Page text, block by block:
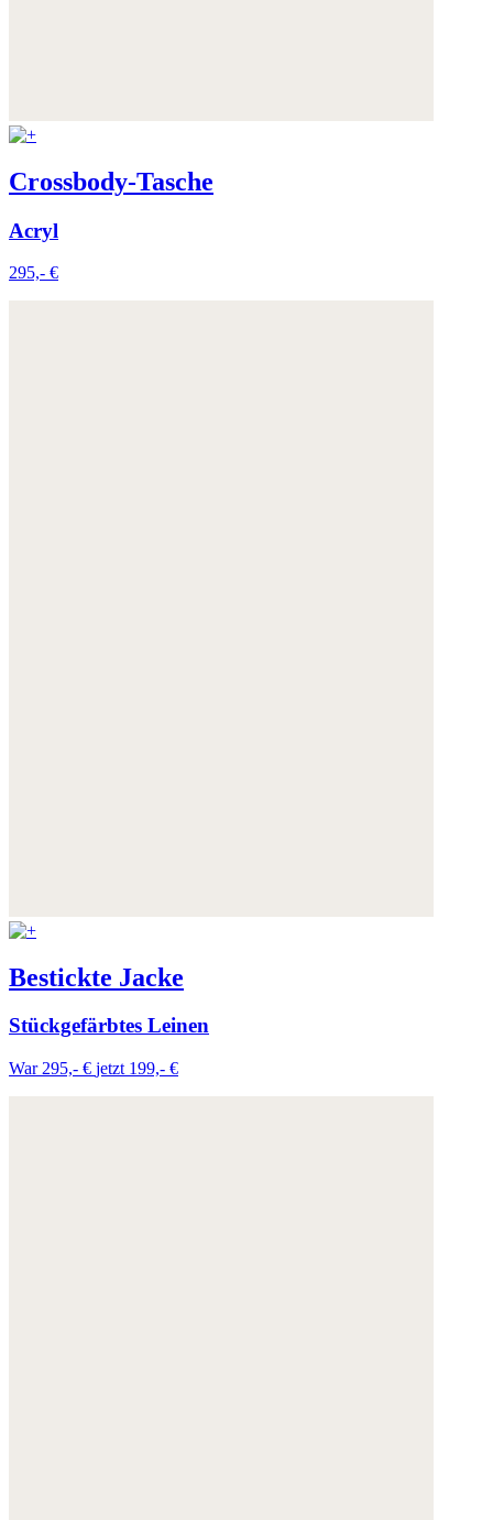
Crossbody-Tasche
Acryl
295,- €
Bestickte Jacke
Stückgefärbtes Leinen
War 295,- € jetzt 199,- €